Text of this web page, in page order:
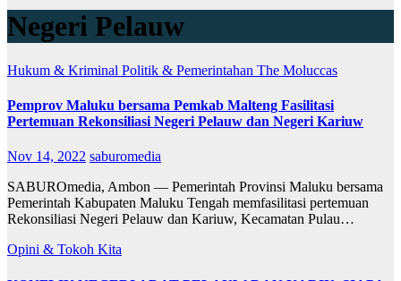
Negeri Pelauw
Hukum & Kriminal Politik & Pemerintahan The Moluccas
Pemprov Maluku bersama Pemkab Malteng Fasilitasi
Pertemuan Rekonsiliasi Negeri Pelauw dan Negeri Kariuw
Nov 14, 2022 saburomedia
SABUROmedia, Ambon — Pemerintah Provinsi Maluku bersama
Pemerintah Kabupaten Maluku Tengah memfasilitasi pertemuan
Rekonsiliasi Negeri Pelauw dan Kariuw, Kecamatan Pulau…
Opini & Tokoh Kita